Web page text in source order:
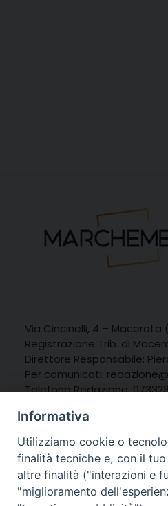
Via Cincinelli, 4 – Macerata
Registrazione Trib. di
Direttore Responsabile:
Per comunicati:
Telefono Redazione:
Informativa
Utilizziamo cookie o
finalità tecniche e, con il
altre finalità ("interazioni e
"miglioramento